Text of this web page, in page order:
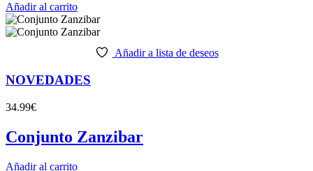
Añadir al carrito
Añadir a lista de deseos
NOVEDADES
34.99€
Conjunto Zanzibar
Añadir al carrito